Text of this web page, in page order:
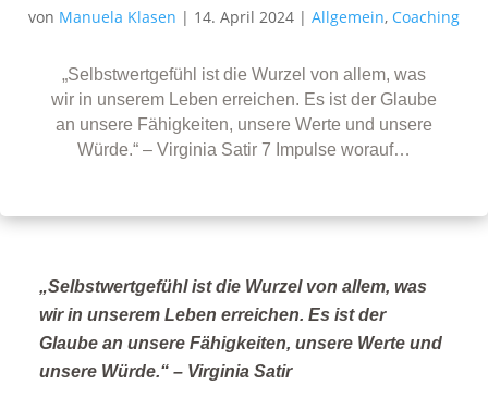
von Manuela Klasen | 14. April 2024 | Allgemein, Coaching
„Selbstwertgefühl ist die Wurzel von allem, was
wir in unserem Leben erreichen. Es ist der Glaube
an unsere Fähigkeiten, unsere Werte und unsere
Würde.“ – Virginia Satir 7 Impulse worauf…
„Selbstwertgefühl ist die Wurzel von allem, was
wir in unserem Leben erreichen. Es ist der
Glaube an unsere Fähigkeiten, unsere Werte und
unsere Würde.“ – Virginia Satir